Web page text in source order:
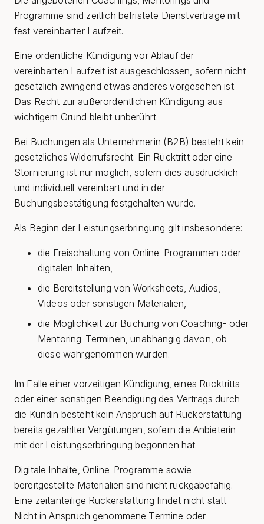
Programme sind zeitlich befristete Dienstverträge mit
fest vereinbarter Laufzeit.
Eine ordentliche Kündigung vor Ablauf der
vereinbarten Laufzeit ist ausgeschlossen, sofern nicht
gesetzlich zwingend etwas anderes vorgesehen ist.
Das Recht zur außerordentlichen Kündigung aus
wichtigem Grund bleibt unberührt.
Bei Buchungen als Unternehmerin (B2B) besteht kein
gesetzliches Widerrufsrecht. Ein Rücktritt oder eine
Stornierung ist nur möglich, sofern dies ausdrücklich
und individuell vereinbart und in der
Buchungsbestätigung festgehalten wurde.
Als Beginn der Leistungserbringung gilt insbesondere:
die Freischaltung von Online-Programmen oder
digitalen Inhalten,
die Bereitstellung von Worksheets, Audios,
Videos oder sonstigen Materialien,
die Möglichkeit zur Buchung von Coaching- oder
Mentoring-Terminen, unabhängig davon, ob
diese wahrgenommen wurden.
Im Falle einer vorzeitigen Kündigung, eines Rücktritts
oder einer sonstigen Beendigung des Vertrags durch
die Kundin besteht kein Anspruch auf Rückerstattung
bereits gezahlter Vergütungen, sofern die Anbieterin
mit der Leistungserbringung begonnen hat.
Digitale Inhalte, Online-Programme sowie
bereitgestellte Materialien sind nicht rückgabefähig.
Eine zeitanteilige Rückerstattung findet nicht statt.
Nicht in Anspruch genommene Termine oder